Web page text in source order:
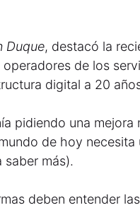
Duque, destacó la
de los
digital a 20
pidiendo una mejora
de hoy necesita
saber más).
deben entender las